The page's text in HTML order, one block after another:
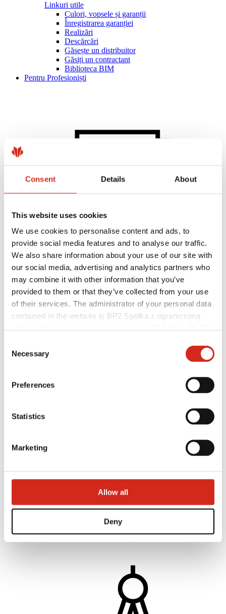
Consent Details About
This website uses cookies
We use cookies to personalise content and ads, to
provide social media features and to analyse our traffic.
We also share information about your use of our site with
our social media, advertising and analytics partners who
may combine it with other information that you’ve
provided to them or that they’ve collected from your use
of their services. The administrator of your personal data
contained in the website is BP2 Spółka z ograniczoną
121387608.
Selection
Necessary
Preferences
Statistics
Marketing
Allow all
Deny
Linkuri utile
Culori, vopsele și garanții
Înregistrarea garanției
Realizări
Descărcări
Găsește un distribuitor
Găsiți un contractant
Biblioteca BIM
Pentru Profesioniști
Distribuitori
eProfil
Descărcări
Oferte marketing
Programul BP2 50:50
Optimizarea Acoperișului – ROOF’R
ACADEMIA MOBILĂ A CAMPIONILOR
Asistență tehnică
MASTER ROOFER